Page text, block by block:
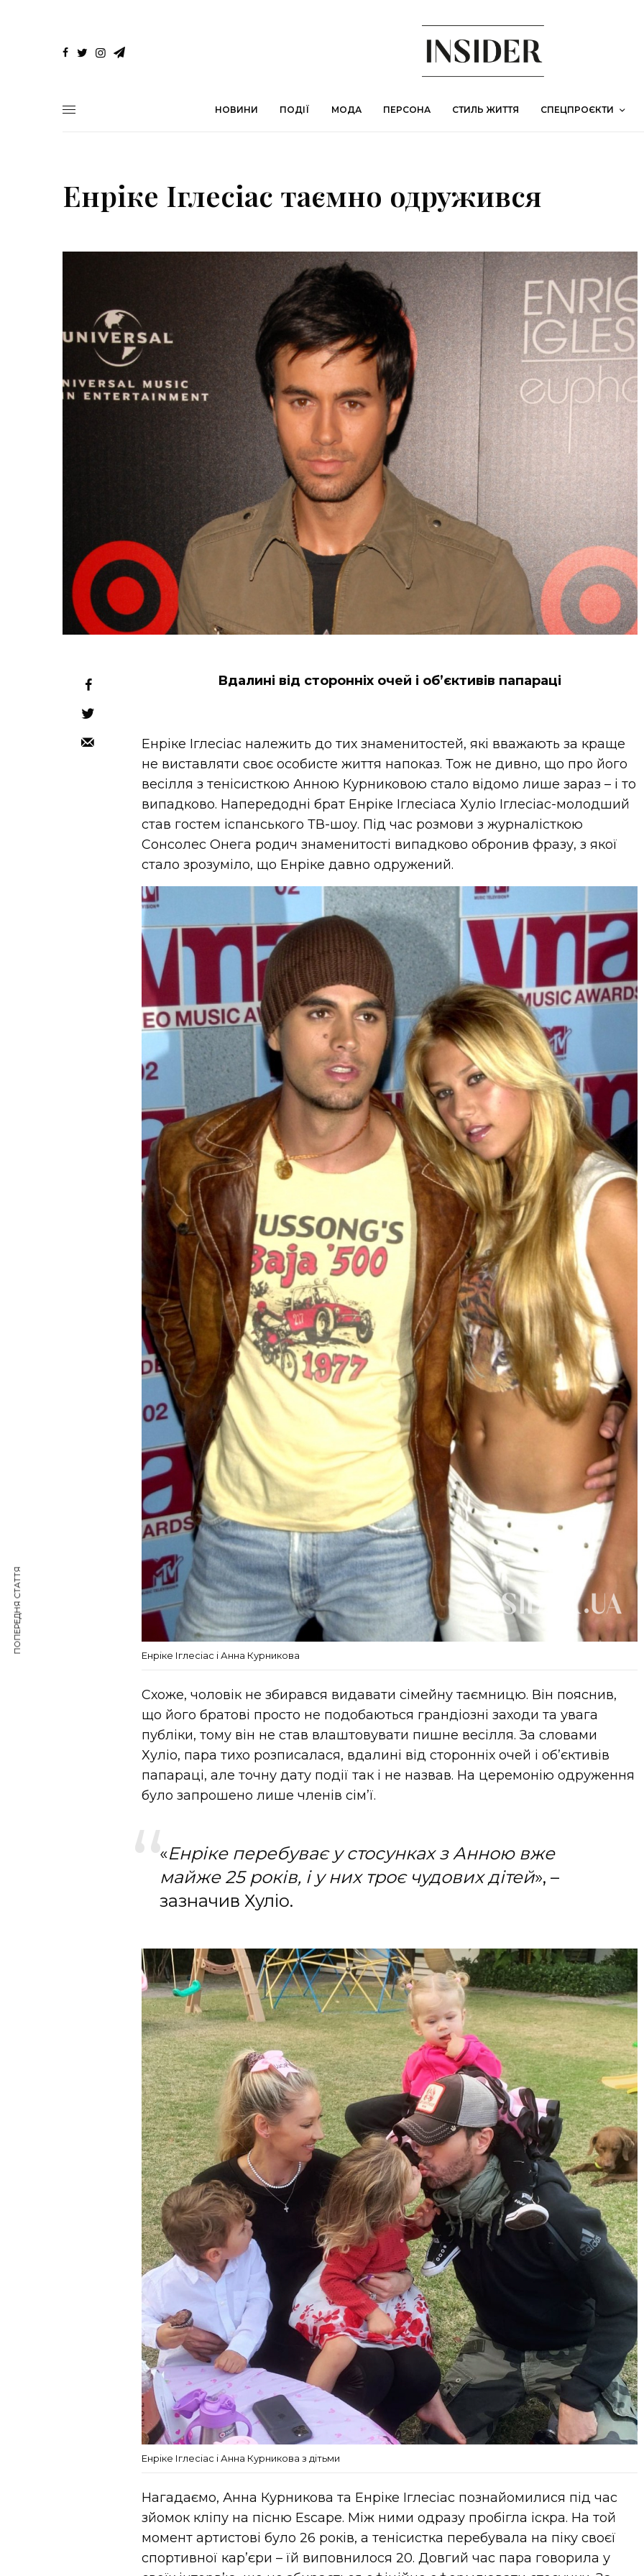
НОВИНИ ПОДІЇ МОДА ПЕРСОНА СТИЛЬ ЖИТТЯ СПЕЦПРОЄКТИ
Енріке Іглесіас таємно одружився
Вдалині від сторонніх очей і об’єктивів папараці
Енріке Іглесіас належить до тих знаменитостей, які вважають за краще
не виставляти своє особисте життя напоказ. Тож не дивно, що про його
весілля з тенісисткою Анною Курниковою стало відомо лише зараз – і то
випадково. Напередодні брат Енріке Іглесіаса Хуліо Іглесіас-молодший
став гостем іспанського ТВ-шоу. Під час розмови з журналісткою
Сонсолес Онега родич знаменитості випадково обронив фразу, з якої
стало зрозуміло, що Енріке давно одружений.
Енріке Іглесіас і Анна Курникова
Схоже, чоловік не збирався видавати сімейну таємницю. Він пояснив,
що його братові просто не подобаються грандіозні заходи та увага
публіки, тому він не став влаштовувати пишне весілля. За словами
Хуліо, пара тихо розписалася, вдалині від сторонніх очей і об’єктивів
папараці, але точну дату події так і не назвав. На церемонію одруження
було запрошено лише членів сім’ї.
«Енріке перебуває у стосунках з Анною вже
майже 25 років, і у них троє чудових дітей», –
зазначив Хуліо.
Енріке Іглесіас і Анна Курникова з дітьми
Нагадаємо, Анна Курникова та Енріке Іглесіас познайомилися під час
зйомок кліпу на пісню Escape. Між ними одразу пробігла іскра. На той
момент артистові було 26 років, а тенісистка перебувала на піку своєї
спортивної кар’єри – їй виповнилося 20. Довгий час пара говорила у
ПОПЕРЕДНЯ СТАТТЯ